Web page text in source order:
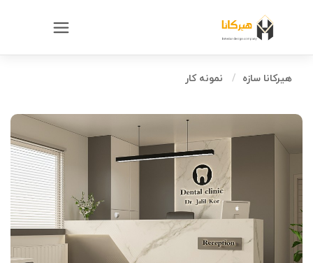
هیرکانا سازه نمونه کار